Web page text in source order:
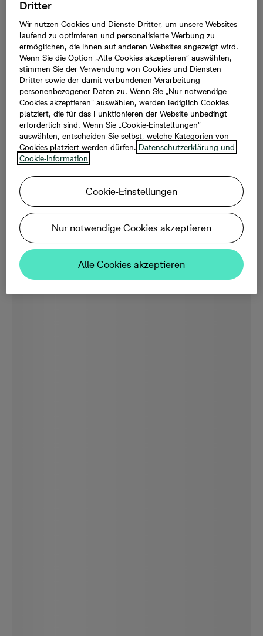
Hamburg – hier verbinden sich Ruhe und gute
Erreichbarkeit auf angenehme Weise.
Wünschen Sie sich ein Zuhause, das Ihnen Raum zum
Ankommen gibt? In Wedel finden Sie neu gebaute
Eigentumswohnungen, die zu Ihren Wohnideen passen
– ob für den Start in die Unabhängigkeit oder als
Rückzugsort mit guter Anbindung. Hier genießen Sie
modernes Wohnen und gleichzeitig kurze Wege ins
Grüne. Und das Beste: Sie gestalten Ihr neues Zuhause
nach Ihrem Geschmack – mit viel Platz für persönliche
Lieblingsstücke.
Dritter
Wir nutzen Cookies und Dienste Dritter, um unsere Websites
laufend zu optimieren und personalisierte Werbung zu
ermöglichen, die Ihnen auf anderen Websites angezeigt wird.
Wenn Sie die Option „Alle Cookies akzeptieren“ auswählen,
stimmen Sie der Verwendung von Cookies und Diensten
Dritter sowie der damit verbundenen Verarbeitung
personenbezogener Daten zu. Wenn Sie „Nur notwendige
Cookies akzeptieren“ auswählen, werden lediglich Cookies
platziert, die für das Funktionieren der Website unbedingt
erforderlich sind. Wenn Sie „Cookie-Einstellungen“
auswählen, entscheiden Sie selbst, welche Kategorien von
Cookies platziert werden dürfen. Datenschutzerklärung und
Cookie-Information
Cookie-Einstellungen
Nur notwendige Cookies akzeptieren
Alle Cookies akzeptieren